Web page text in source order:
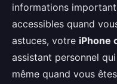
informations
accessibles quand
astuces, votre iPhone
assistant personnel
même quand vous